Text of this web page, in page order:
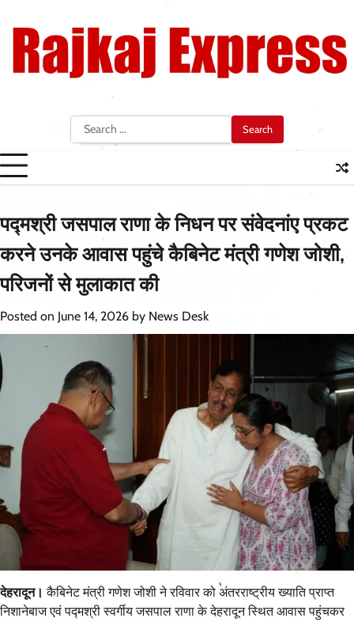
content
Search
for:
पद्मश्री जसपाल राणा के निधन पर संवेदनांए प्रकट
करने उनके आवास पहुंचे कैबिनेट मंत्री गणेश जोशी,
परिजनों से मुलाकात की
Posted on June 14, 2026 by News Desk
देहरादून। कैबिनेट मंत्री गणेश जोशी ने रविवार को अंतरराष्ट्रीय ख्याति प्राप्त
निशानेबाज एवं पद्मश्री स्वर्गीय जसपाल राणा के देहरादून स्थित आवास पहुंचकर